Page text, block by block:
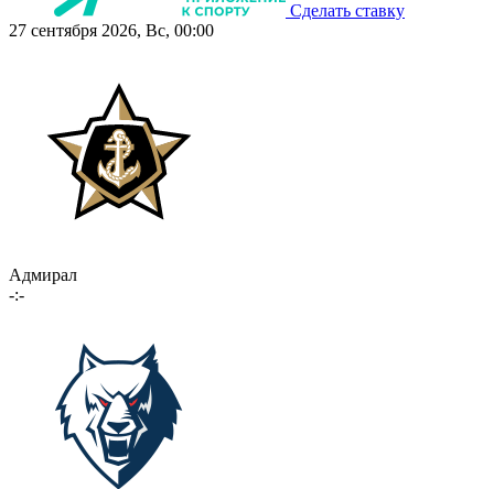
Сделать ставку
27 сентября 2026, Вс, 00:00
Адмирал
-:-